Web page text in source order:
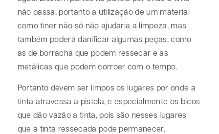
não passa, portanto a utilização de um material
como tiner não só não ajudaria a limpeza, mas
também poderá danificar algumas peças, como
as de borracha que podem ressecar e as
metálicas que podem corroer com o tempo.
Portanto devem ser limpos os lugares por onde a
tinta atravessa a pistola, e especialmente os bicos
que dão vazão a tinta, pois são nesses lugares
que a tinta ressecada pode permanecer,